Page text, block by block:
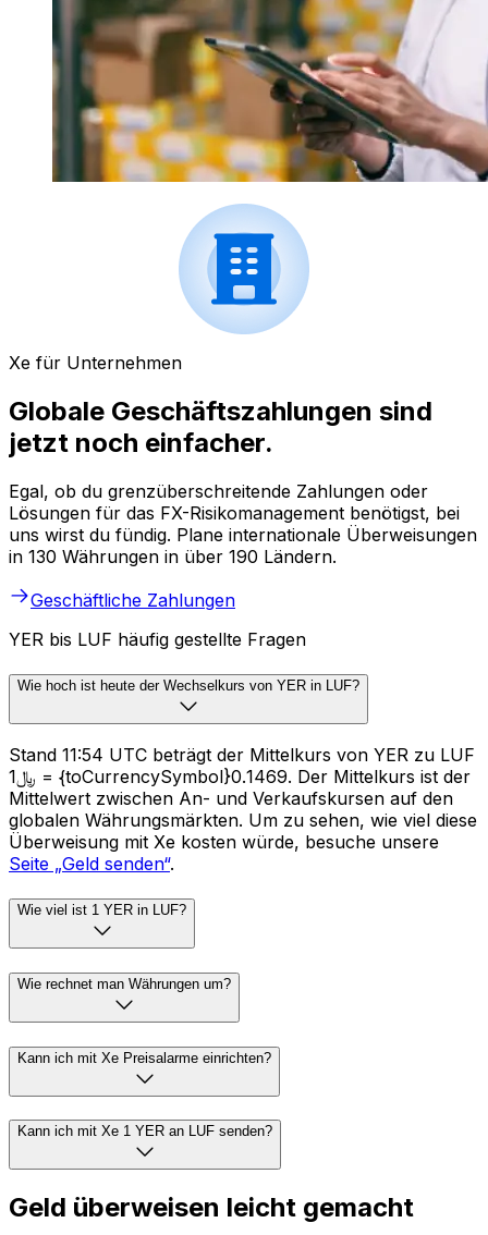
Xe für Unternehmen
Globale Geschäftszahlungen sind
jetzt noch einfacher.
Egal, ob du grenzüberschreitende Zahlungen oder
Lösungen für das FX-Risikomanagement benötigst, bei
uns wirst du fündig. Plane internationale Überweisungen
in 130 Währungen in über 190 Ländern.
Geschäftliche Zahlungen
YER bis LUF häufig gestellte Fragen
Wie hoch ist heute der Wechselkurs von YER in LUF?
Stand 11:54 UTC beträgt der Mittelkurs von YER zu LUF
﷼1 = {toCurrencySymbol}0.1469. Der Mittelkurs ist der
Mittelwert zwischen An- und Verkaufskursen auf den
globalen Währungsmärkten. Um zu sehen, wie viel diese
Überweisung mit Xe kosten würde, besuche unsere
Seite „Geld senden“.
Wie viel ist 1 YER in LUF?
Wie rechnet man Währungen um?
Kann ich mit Xe Preisalarme einrichten?
Kann ich mit Xe 1 YER an LUF senden?
Geld überweisen leicht gemacht